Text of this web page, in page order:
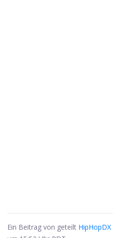
Ein Beitrag von geteilt HipHopDX